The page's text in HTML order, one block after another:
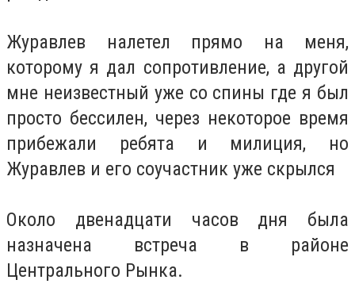
Журавлев налетел прямо на меня,
которому я дал сопротивление, а другой
мне неизвестный уже со спины где я был
просто бессилен, через некоторое время
прибежали ребята и милиция, но
Журавлев и его соучастник уже скрылся
Около двенадцати часов дня была
назначена встреча в районе
Центрального Рынка.